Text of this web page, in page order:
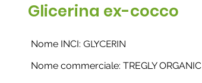
Glicerina ex-cocco
Nome INCI: GLYCERIN
Nome commerciale: TREGLY ORGANIC